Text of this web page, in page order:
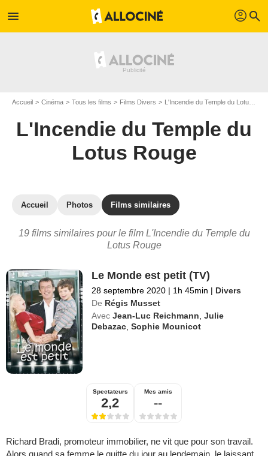
menu profil search
Accueil Cinéma Tous les films Films Divers L'Incendie du Temple du Lotus Rouge
L'Incendie du Temple du
Lotus Rouge
Accueil Photos Films similaires
19 films similaires pour le film L'Incendie du Temple du
Lotus Rouge
Le Monde est petit (TV)
28 septembre 2020 | 1h 45min | Divers
De Régis Musset
Avec Jean-Luc Reichmann ,Julie
Debazac ,Sophie Mounicot
Spectateurs
2,2
Mes amis
--
Richard Bradi, promoteur immobilier, ne vit que pour son travail.
Alors quand sa femme le quitte du jour au lendemain, le laissant